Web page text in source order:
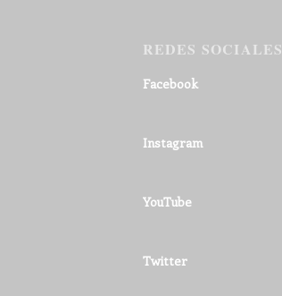
REDES SOCIALES
Facebook
Instagram
YouTube
Twitter